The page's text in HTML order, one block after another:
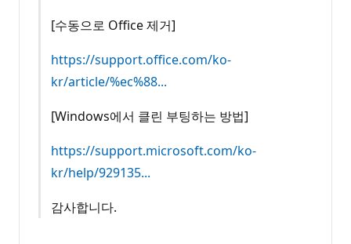
[수동으로 Office 제거]
https://support.office.com/ko-
kr/article/%ec%88...
[Windows에서 클린 부팅하는 방법]
https://support.microsoft.com/ko-
kr/help/929135...
감사합니다.